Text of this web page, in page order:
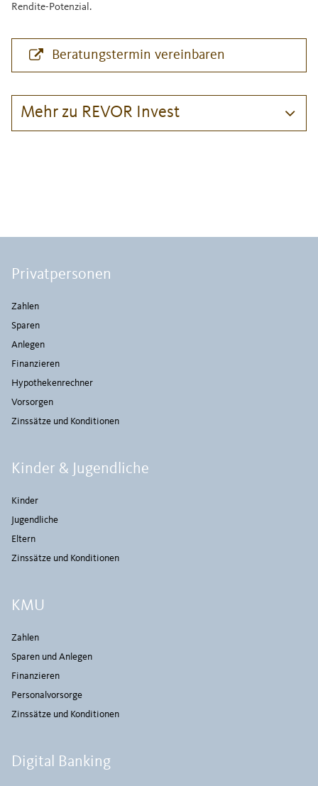
Rendite-Potenzial.
Beratungstermin vereinbaren
Mehr zu REVOR Invest
Privatpersonen
Zahlen
Sparen
Anlegen
Finanzieren
Hypothekenrechner
Vorsorgen
Zinssätze und Konditionen
Kinder & Jugendliche
Kinder
Jugendliche
Eltern
Zinssätze und Konditionen
KMU
Zahlen
Sparen und Anlegen
Finanzieren
Personalvorsorge
Zinssätze und Konditionen
Digital Banking